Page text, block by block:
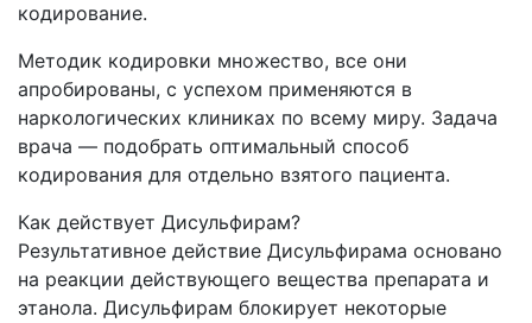
кодирование.
Методик кодировки множество, все они
апробированы, с успехом применяются в
наркологических клиниках по всему миру. Задача
врача — подобрать оптимальный способ
кодирования для отдельно взятого пациента.
Как действует Дисульфирам?
Результативное действие Дисульфирама основано
на реакции действующего вещества препарата и
этанола. Дисульфирам блокирует некоторые